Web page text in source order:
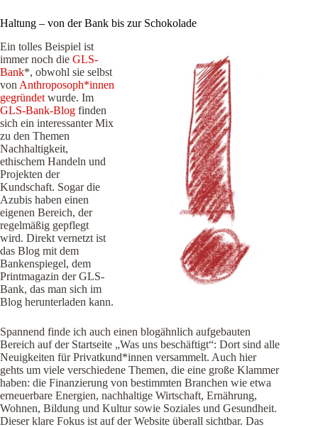
Haltung – von der Bank bis zur Schokolade
Ein tolles Beispiel ist
immer noch die GLS-
Bank*, obwohl sie selbst
von Anthroposoph*innen
gegründet wurde. Im
GLS-Bank-Blog finden
sich ein interessanter Mix
zu den Themen
Nachhaltigkeit,
ethischem Handeln und
Projekten der
Kundschaft. Sogar die
Azubis haben einen
eigenen Bereich, der
regelmäßig gepflegt
wird. Direkt vernetzt ist
das Blog mit dem
Bankenspiegel, dem
Printmagazin der GLS-
Bank, das man sich im
Blog herunterladen kann.
Spannend finde ich auch einen blogähnlich aufgebauten
Bereich auf der Startseite „Was uns beschäftigt“: Dort sind alle
Neuigkeiten für Privatkund*innen versammelt. Auch hier
gehts um viele verschiedene Themen, die eine große Klammer
haben: die Finanzierung von bestimmten Branchen wie etwa
erneuerbare Energien, nachhaltige Wirtschaft, Ernährung,
Wohnen, Bildung und Kultur sowie Soziales und Gesundheit.
Dieser klare Fokus ist auf der Website überall sichtbar. Das